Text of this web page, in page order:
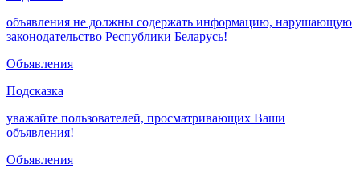
объявления не должны содержать информацию, нарушающую
законодательство Республики Беларусь!
Объявления
Подсказка
уважайте пользователей, просматривающих Ваши
объявления!
Объявления